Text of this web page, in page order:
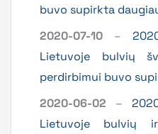
buvo supirkta
2020-07-10 –
Lietuvoje bulvių
perdirbimui buvo
2020-06-02 –
Lietuvoje bulvių